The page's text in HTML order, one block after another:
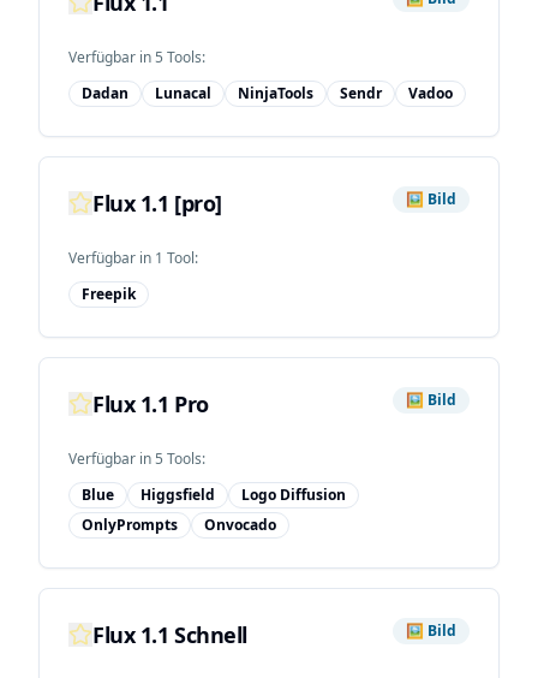
Verfügbar in5 Tools:
Dadan
Lunacal NinjaTools Sendr Vadoo
Flux 1.1 [pro] 🖼️ Bild
Verfügbar in 1 Tool:
Freepik
Flux 1.1 Pro 🖼️ Bild
Verfügbar in5 Tools:
Blue
Higgsfield
Logo Diffusion
OnlyPrompts
Onvocado
Flux 1.1 Schnell 🖼️ Bild